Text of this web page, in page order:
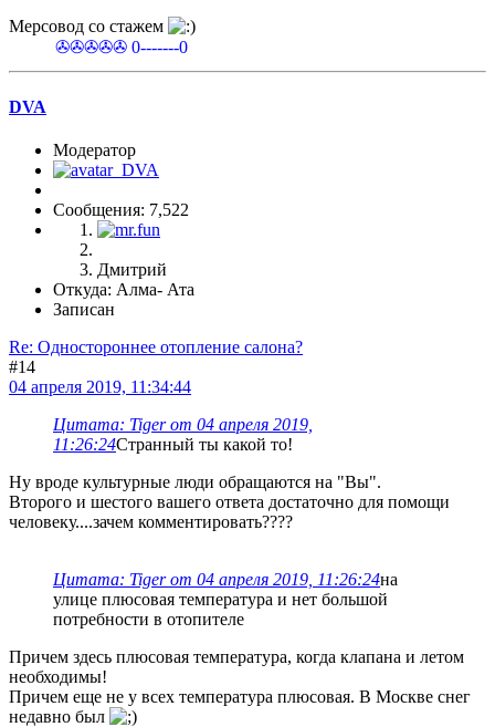
Мерсовод со стажем
✇✇✇✇✇ 0-------0
DVA
Модератор
Сообщения: 7,522
Дмитрий
Откуда: Алма- Ата
Записан
Re: Одностороннее отопление салона?
#14
04 апреля 2019, 11:34:44
Цитата: Tiger от 04 апреля 2019,
11:26:24Странный ты какой то!
Ну вроде культурные люди обращаются на "Вы".
Второго и шестого вашего ответа достаточно для помощи
человеку....зачем комментировать????
Цитата: Tiger от 04 апреля 2019, 11:26:24на
улице плюсовая температура и нет большой
потребности в отопителе
Причем здесь плюсовая температура, когда клапана и летом
необходимы!
Причем еще не у всех температура плюсовая. В Москве снег
недавно был